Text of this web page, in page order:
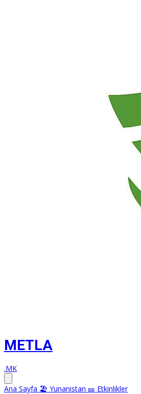
METLA
.MK
Ana Sayfa 🏖️ Yunanistan 🎫 Etkinlikler